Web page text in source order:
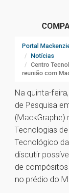
Portal
Notícias
Centro
reunião com
Na quinta-
de Pesquisa
(MackGraphe)
Tecnologias
Tecnológico
discutir
de
no prédio do